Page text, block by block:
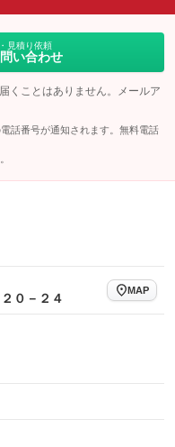
：装備なし
見積り依頼
い合わせ
くことはありません。メールア
話番号が通知されます。無料電話
０－２４
MAP